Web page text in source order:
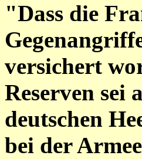
"Dass die
versichert
Reserven sei
deutschen
bei der